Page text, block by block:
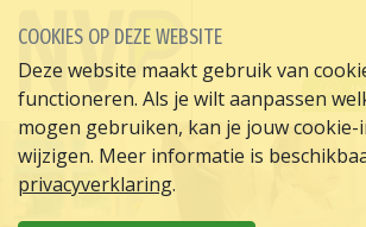
COOKIES OP DEZE WEBSITE
Deze website maakt gebruik van
functioneren. Als je wilt aanpassen
mogen gebruiken, kan je jouw
wijzigen. Meer informatie is
privacyverklaring.